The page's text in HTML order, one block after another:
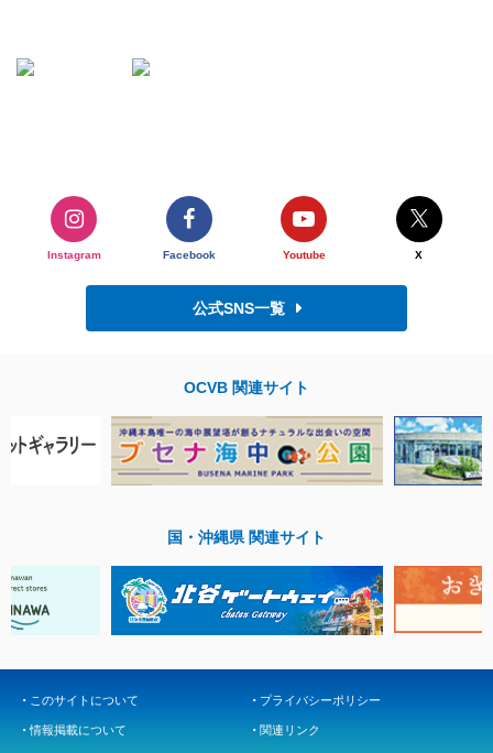
Instagram Facebook Youtube X
公式SNS一覧
OCVB 関連サイト
国・沖縄県 関連サイト
このサイトについて プライバシーポリシー
情報掲載について 関連リンク